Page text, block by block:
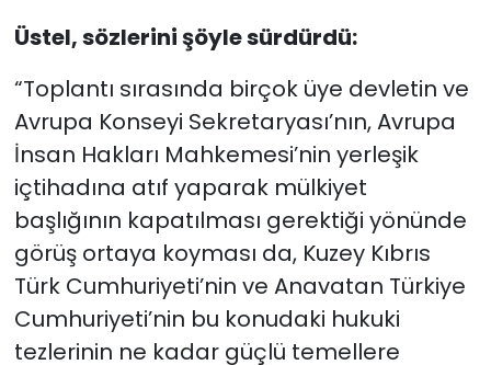
Üstel, sözlerini şöyle sürdürdü:
“Toplantı sırasında birçok üye devletin ve
Avrupa Konseyi Sekretaryası’nın, Avrupa
İnsan Hakları Mahkemesi’nin yerleşik
içtihadına atıf yaparak mülkiyet
başlığının kapatılması gerektiği yönünde
görüş ortaya koyması da, Kuzey Kıbrıs
Türk Cumhuriyeti’nin ve Anavatan Türkiye
Cumhuriyeti’nin bu konudaki hukuki
tezlerinin ne kadar güçlü temellere